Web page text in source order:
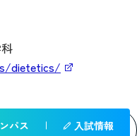
dietetics/
パス 入試情報